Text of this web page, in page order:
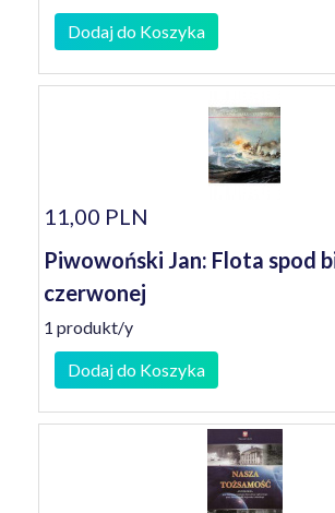
Dodaj do Koszyka
11,00 PLN
Piwowoński Jan: Flota spod
czerwonej
1 produkt/y
Dodaj do Koszyka